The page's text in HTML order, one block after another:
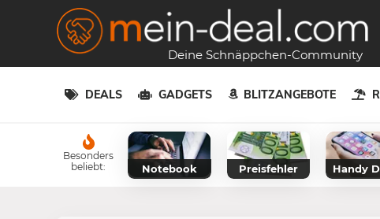
Deine Schnäppchen-Community
DEALS GADGETS BLITZANGEBOTE
Besonders
beliebt:
Notebook Preisfehler Handy